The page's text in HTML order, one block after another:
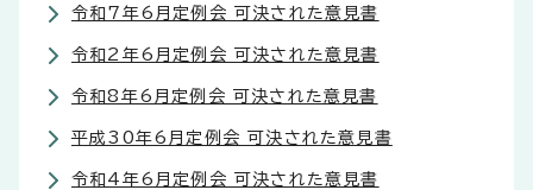
令和7年6月定例会 可決された意見書
令和2年6月定例会 可決された意見書
令和8年6月定例会 可決された意見書
平成30年6月定例会 可決された意見書
令和4年6月定例会 可決された意見書